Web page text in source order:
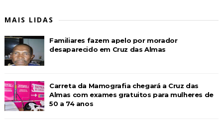
MAIS LIDAS
Familiares fazem apelo por morador
desaparecido em Cruz das Almas
Carreta da Mamografia chegará a Cruz das
Almas com exames gratuitos para mulheres de
50 a 74 anos